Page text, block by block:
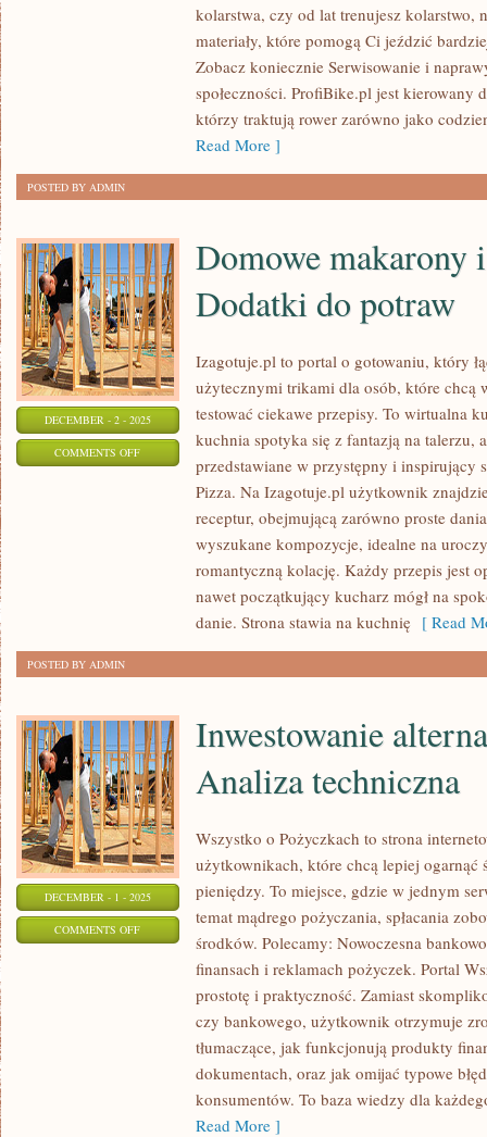
kolarstwa, czy od lat trenujesz kolarstwo,
materiały, które pomogą Ci jeździć
Zobacz koniecznie Serwisowanie i
społeczności. ProfiBike.pl jest kierowany
którzy traktują rower zarówno jako
Read More ]
POSTED BY ADMIN
DECEMBER - 2 - 2025
COMMENTS OFFON
Domowe makarony
Dodatki do potraw
Izagotuje.pl to portal o gotowaniu, który
użytecznymi trikami dla osób, które chcą
testować ciekawe przepisy. To wirtualna
kuchnia spotyka się z fantazją na talerzu,
przedstawiane w przystępny i inspirujący
Pizza. Na Izagotuje.pl użytkownik
receptur, obejmującą zarówno proste
wyszukane kompozycje, idealne na
romantyczną kolację. Każdy przepis jest
nawet początkujący kucharz mógł na
danie. Strona stawia na kuchnię [ Read
POSTED BY ADMIN
DECEMBER - 1 - 2025
COMMENTS OFFON
Inwestowanie
Analiza techniczna
Wszystko o Pożyczkach to strona
użytkownikach, które chcą lepiej ogarnąć
pieniędzy. To miejsce, gdzie w jednym
temat mądrego pożyczania, spłacania
środków. Polecamy: Nowoczesna
finansach i reklamach pożyczek. Portal
prostotę i praktyczność. Zamiast
czy bankowego, użytkownik otrzymuje
tłumaczące, jak funkcjonują produkty
dokumentach, oraz jak omijać typowe
konsumentów. To baza wiedzy dla
Read More ]